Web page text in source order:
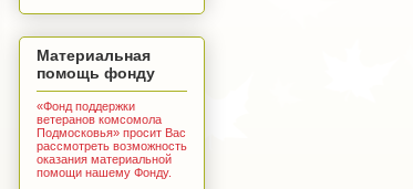
Материальная
помощь фонду
«Фонд поддержки
ветеранов комсомола
Подмосковья» просит Вас
рассмотреть возможность
оказания материальной
помощи нашему Фонду.